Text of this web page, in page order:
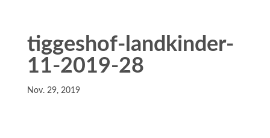
tiggeshof-landkinder-
11-2019-28
Nov. 29, 2019